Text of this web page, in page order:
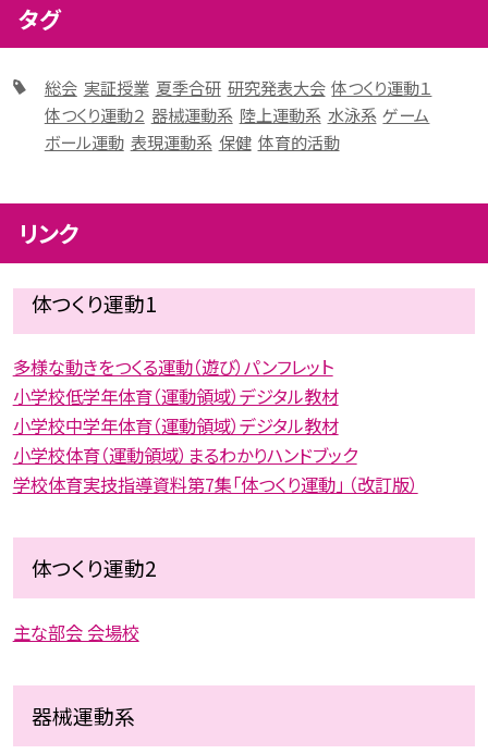
タグ
総会 実証授業 夏季合研 研究発表大会 体つくり運動１
体つくり運動２ 器械運動系 陸上運動系 水泳系 ゲーム
ボール運動 表現運動系 保健 体育的活動
リンク
体つくり運動1
多様な動きをつくる運動（遊び）パンフレット
小学校低学年体育（運動領域）デジタル教材
小学校中学年体育（運動領域）デジタル教材
小学校体育（運動領域）まるわかりハンドブック
学校体育実技指導資料第7集「体つくり運動」 （改訂版）
体つくり運動2
主な部会 会場校
器械運動系